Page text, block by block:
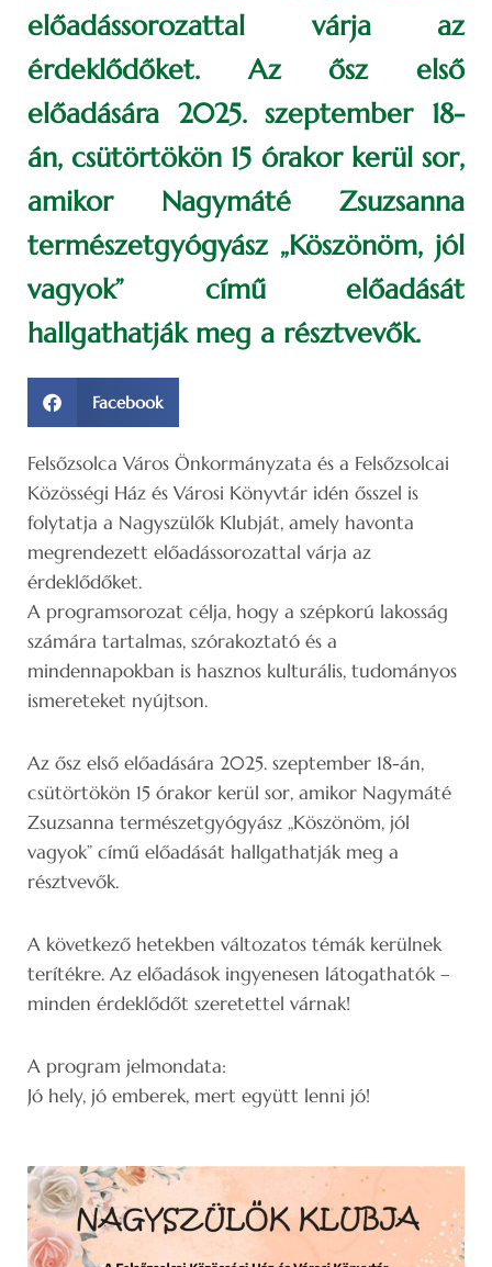
előadássorozattal várja az
érdeklődőket. Az ősz első
előadására 2025. szeptember 18-
án, csütörtökön 15 órakor kerül sor,
amikor Nagymáté Zsuzsanna
természetgyógyász „Köszönöm, jól
vagyok” című előadását
hallgathatják meg a résztvevők.
Facebook
Felsőzsolca Város Önkormányzata és a Felsőzsolcai
Közösségi Ház és Városi Könyvtár idén ősszel is
folytatja a Nagyszülők Klubját, amely havonta
megrendezett előadássorozattal várja az
érdeklődőket.
A programsorozat célja, hogy a szépkorú lakosság
számára tartalmas, szórakoztató és a
mindennapokban is hasznos kulturális, tudományos
ismereteket nyújtson.
Az ősz első előadására 2025. szeptember 18-án,
csütörtökön 15 órakor kerül sor, amikor Nagymáté
Zsuzsanna természetgyógyász „Köszönöm, jól
vagyok” című előadását hallgathatják meg a
résztvevők.
A következő hetekben változatos témák kerülnek
terítékre. Az előadások ingyenesen látogathatók –
minden érdeklődőt szeretettel várnak!
A program jelmondata:
Jó hely, jó emberek, mert együtt lenni jó!